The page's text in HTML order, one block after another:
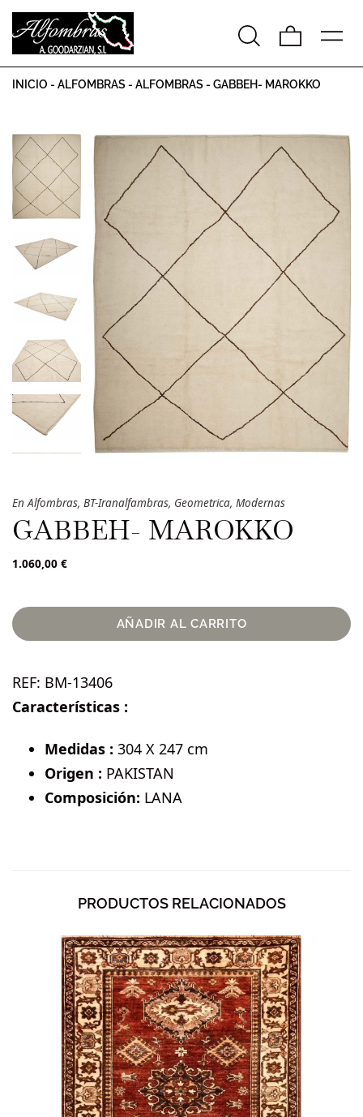
INICIO - ALFOMBRAS - ALFOMBRAS - GABBEH- MAROKKO
EnAlfombras, BT-Iranalfambras, Geometrica, Modernas
GABBEH- MAROKKO
1.060,00 €
AÑADIR AL CARRITO
REF: BM-13406
Características :
Medidas : 304 X 247 cm
Origen : PAKISTAN
Composición: LANA
PRODUCTOS RELACIONADOS